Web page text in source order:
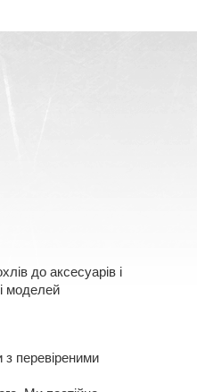
до аксесуарів і
моделей
перевіреними